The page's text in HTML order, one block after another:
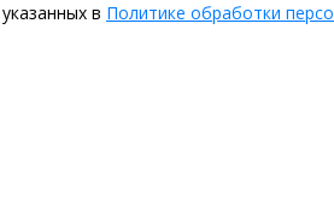
в Политике обработки